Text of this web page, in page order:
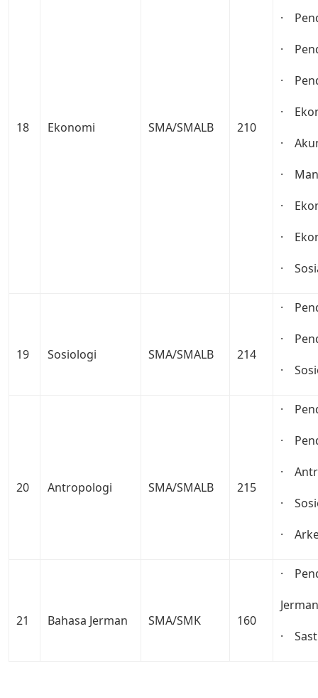
18 Ekonomi SMA/SMALB 210
·
·
·
·
·
·
·
·
·
19 Sosiologi SMA/SMALB 214
·
·
·
20 Antropologi SMA/SMALB 215
·
·
·
·
·
21 Bahasa Jerman SMA/SMK 160
·
·